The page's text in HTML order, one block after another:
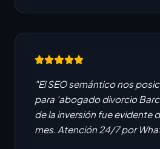
"El SEO semántico nos
para 'abogado divorcio
de la inversión fue evidente
mes. Atención 24/7 por